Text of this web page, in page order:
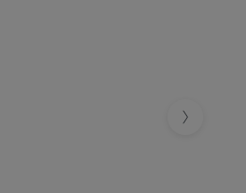
Next